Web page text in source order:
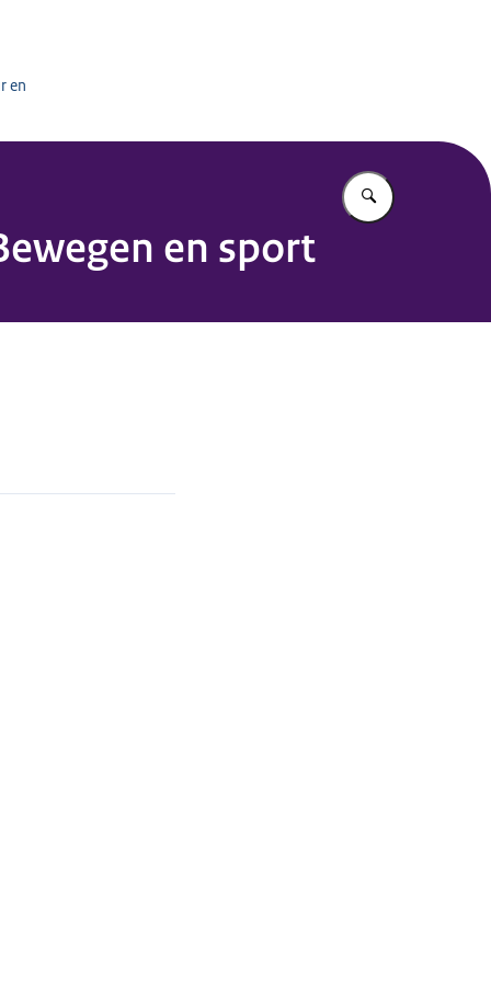
en
Vul in wat u
en sport